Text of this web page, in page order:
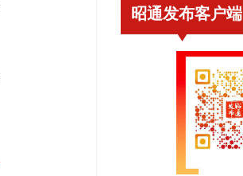
昭通发布客户端